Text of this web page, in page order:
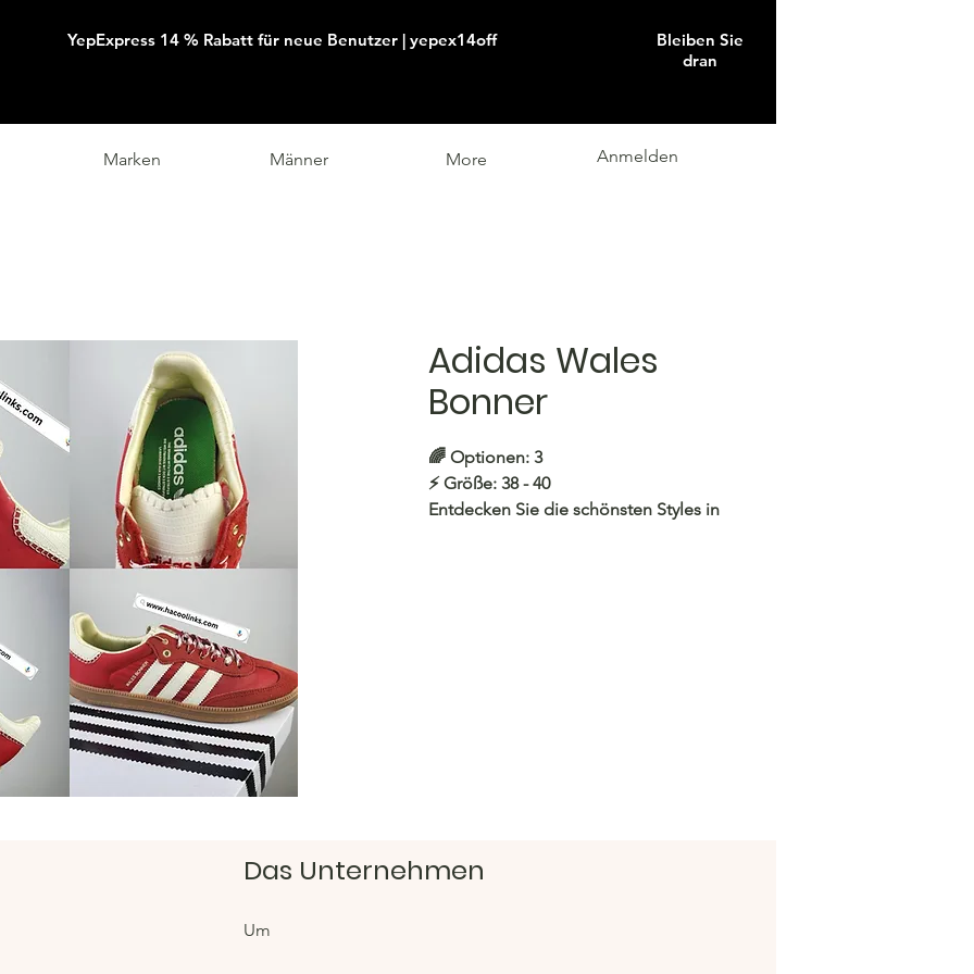
YepExpress 14 % Rabatt für neue Benutzer | yepex14off
Bleiben Sie
dran
Marken Männer More Anmelden
Adidas Wales
Bonner
🌈 Optionen: 3
⚡️ Größe: 38 - 40
Entdecken Sie die schönsten Styles in
Das Unternehmen
Um